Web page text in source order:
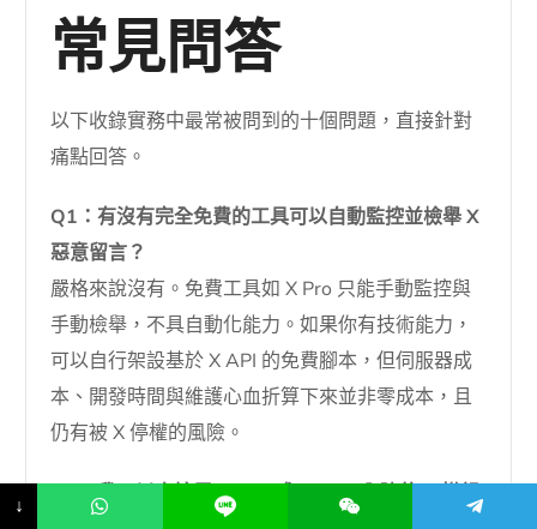
常見問答
以下收錄實務中最常被問到的十個問題，直接針對
痛點回答。
Q1：有沒有完全免費的工具可以自動監控並檢舉 X
惡意留言？
嚴格來說沒有。免費工具如 X Pro 只能手動監控與
手動檢舉，不具自動化能力。如果你有技術能力，
可以自行架設基於 X API 的免費腳本，但伺服器成
本、開發時間與維護心血折算下來並非零成本，且
仍有被 X 停權的風險。
Q2：我可以直接用 IFTTT 或 Zapier 內建的 X 模組
↓